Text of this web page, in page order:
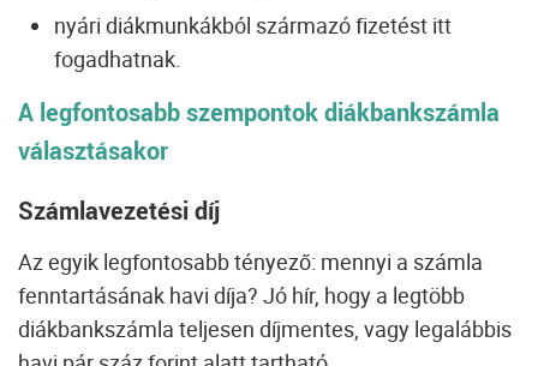
nyári diákmunkákból származó fizetést itt
fogadhatnak.
A legfontosabb szempontok diákbankszámla
választásakor
Számlavezetési díj
Az egyik legfontosabb tényező: mennyi a számla
fenntartásának havi díja? Jó hír, hogy a legtöbb
diákbankszámla teljesen díjmentes, vagy legalábbis